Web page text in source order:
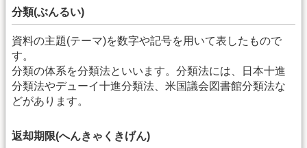
分類(ぶんるい)
資料の主題(テーマ)を数字や記号を用いて表したもので
す。
分類の体系を分類法といいます。分類法には、日本十進
分類法やデューイ十進分類法、米国議会図書館分類法な
どがあります。
返却期限(へんきゃくきげん)